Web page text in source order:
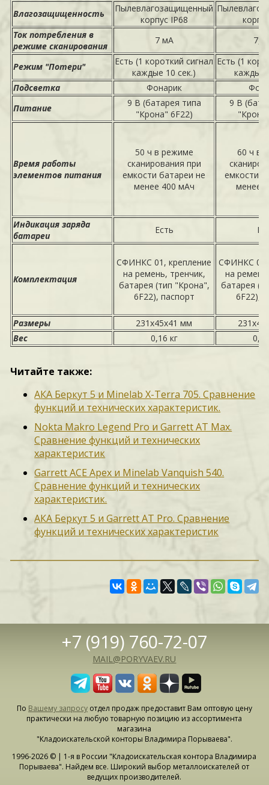
Влагозащищенность
Пылевлагозащищенный
корпус IP68
Ток потребления в
режиме сканирования
7 мА 7,5
Режим "Потери"
Есть (1 короткий сигнал
каждые 10 сек.)
Есть (1
каждые
Подсветка
Фонарик
Питание
9 В (батарея типа
"Крона" 6F22)
9 В
Время работы
элементов питания
50 ч в режиме
сканирования при
емкости батареи не
менее 400 мАч
60 ч в
емкости
менее
Индикация заряда
батареи
Есть
Комплектация
СФИНКС 01, крепление
на ремень, тренчик,
батарея (тип "Крона",
6F22), паспорт
СФИНКС 02,
на
батарея
6F22),
Размеры 231х45х41 мм
Вес
0,16 кг
Читайте также:
АКА Беркут 5 и Minelab X-Terra 705. Сравнение
функций и технических характеристик.
Nokta Makro Legend Pro и Garrett AT Max.
Сравнение функций и технических
характеристик
Garrett ACE Apex и Minelab Vanquish 540.
Сравнение функций и технических
характеристик.
АКА Беркут 5 и Garrett AT Pro. Сравнение
функций и технических характеристик
+7 (919) 760-72-07
MAIL@PORYVAEV.RU
По Вашему запросуотдел продаж предоставит Вам оптовую цену
практически на любую товарную позицию из ассортимента
магазина
"Кладоискательской конторы Владимира Порываева".
1996-2026 © | 1-я в России "Кладоискательская контора Владимира
Порываева". Найдем все. Широкий выбор металлоискателей от
ведущих производителей.